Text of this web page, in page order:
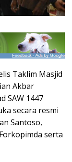
Taklim Masjid
Akbar
SAW 1447
secara resmi
Santoso,
serta